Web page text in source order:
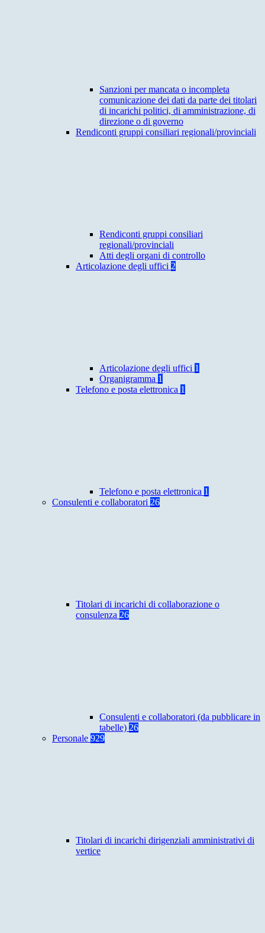
Sanzioni per mancata o incompleta
comunicazione dei dati da parte dei titolari
di incarichi politici, di amministrazione, di
direzione o di governo
Rendiconti gruppi consiliari regionali/provinciali
Rendiconti gruppi consiliari
regionali/provinciali
Atti degli organi di controllo
Articolazione degli uffici 2
Articolazione degli uffici 1
Organigramma 1
Telefono e posta elettronica 1
Telefono e posta elettronica 1
Consulenti e collaboratori 26
Titolari di incarichi di collaborazione o
consulenza 26
Consulenti e collaboratori (da pubblicare in
tabelle) 26
Personale 929
Titolari di incarichi dirigenziali amministrativi di
vertice